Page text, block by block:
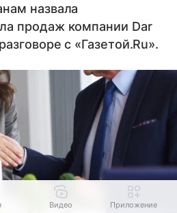
назвала
продаж компании Dar
с «Газетой.Ru».
Видео Приложение